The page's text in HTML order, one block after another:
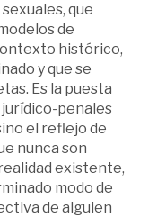
que
de
histórico,
y que se
Es la puesta
jurídico-penales
el reflejo de
nunca son
existente,
modo de
de alguien